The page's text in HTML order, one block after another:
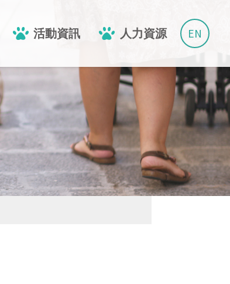
活動資訊 人力資源 EN